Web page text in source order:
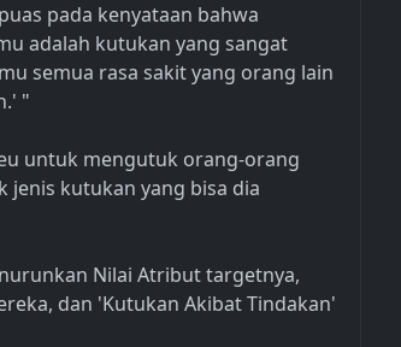
pada kenyataan bahwa
adalah kutukan yang sangat
semua rasa sakit yang orang lain
"
untuk mengutuk orang-orang
jenis kutukan yang bisa dia
Nilai Atribut targetnya,
dan 'Kutukan Akibat Tindakan'